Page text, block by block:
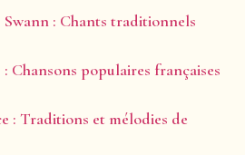
Swann : Chants traditionnels
Chansons populaires françaises
: Traditions et mélodies de